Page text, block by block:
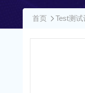
首页 Test测试